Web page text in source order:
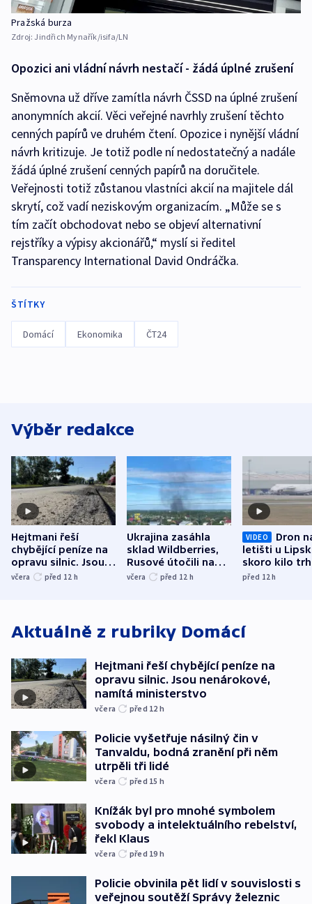
Pražská burza
Zdroj: Jindřich Mynařík/isifa/LN
Opozici ani vládní návrh nestačí - žádá úplné zrušení
Sněmovna už dříve zamítla návrh ČSSD na úplné zrušení
anonymních akcií. Věci veřejné navrhly zrušení těchto
cenných papírů ve druhém čtení. Opozice i nynější vládní
návrh kritizuje. Je totiž podle ní nedostatečný a nadále
žádá úplné zrušení cenných papírů na doručitele.
Veřejnosti totiž zůstanou vlastníci akcií na majitele dál
skrytí, což vadí neziskovým organizacím. „Může se s
tím začít obchodovat nebo se objeví alternativní
rejstříky a výpisy akcionářů,“ myslí si ředitel
Transparency International David Ondráčka.
ŠTÍTKY
Domácí Ekonomika ČT24
Výběr redakce
Hejtmani řeší
chybějící peníze na
opravu silnic. Jsou
nenárokové, namítá
včera před 12 h
Ukrajina zasáhla
sklad Wildberries,
Rusové útočili na
trh, hasiče či
včera před 12 h
VIDEO
Dron
letišti u
skoro kilo
indicie
před 12h
Aktuálně z rubriky Domácí
Hejtmani řeší chybějící peníze na
opravu silnic. Jsou nenárokové,
namítá ministerstvo
včera před 12 h
Policie vyšetřuje násilný čin v
Tanvaldu, bodná zranění při něm
utrpěli tři lidé
včera před 15 h
Knížák byl pro mnohé symbolem
svobody a intelektuálního rebelství,
řekl Klaus
včera před 19 h
Policie obvinila pět lidí v souvislosti s
veřejnou soutěží Správy železnic